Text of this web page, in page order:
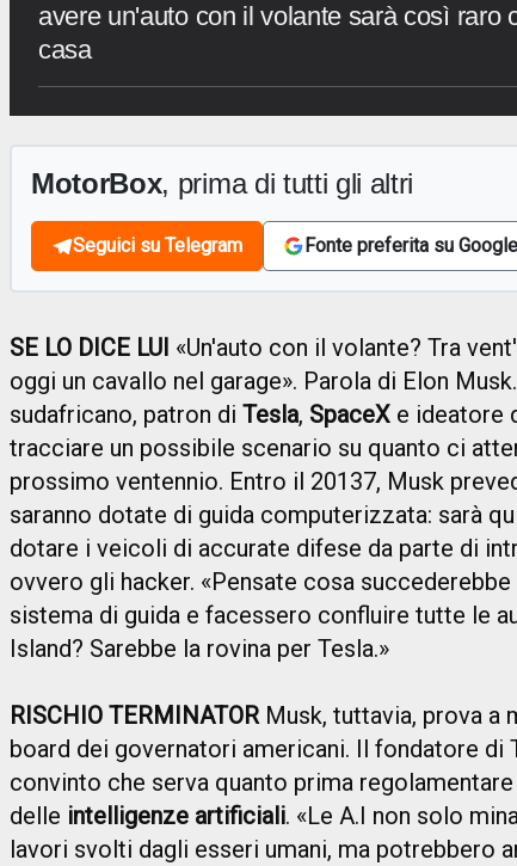
avere un'auto con il volante sarà così raro
casa
MotorBox, prima di tutti gli altri
Seguici su Telegram Fonte preferita su Google
SE LO DICE LUI «Un'auto con il volante? Tra
oggi un cavallo nel garage». Parola di Elon
sudafricano, patron di Tesla, SpaceX e ideatore
tracciare un possibile scenario su quanto ci
prossimo ventennio. Entro il 20137, Musk
saranno dotate di guida computerizzata: sarà
dotare i veicoli di accurate difese da parte di
ovvero gli hacker. «Pensate cosa
sistema di guida e facessero confluire tutte le
Island? Sarebbe la rovina per Tesla.»
RISCHIO TERMINATORMusk, tuttavia, prova a
board dei governatori americani. Il fondatore di
convinto che serva quanto prima
delle intelligenze artificiali. «Le A.I non solo
lavori svolti dagli esseri umani, ma potrebbero